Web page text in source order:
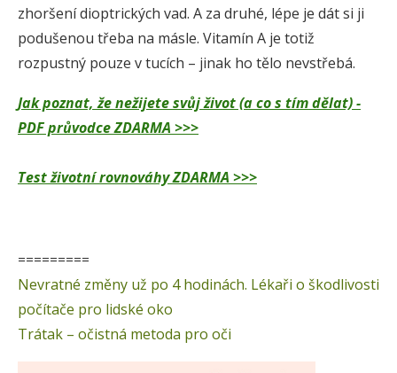
zhoršení dioptrických vad. A za druhé, lépe je dát si ji
podušenou třeba na másle. Vitamín A je totiž
rozpustný pouze v tucích – jinak ho tělo nevstřebá.
Jak poznat, že nežijete svůj život (a co s tím dělat) -
PDF průvodce ZDARMA >>>
Test životní rovnováhy ZDARMA >>>
=========
Nevratné změny už po 4 hodinách. Lékaři o škodlivosti
počítače pro lidské oko
Trátak – očistná metoda pro oči